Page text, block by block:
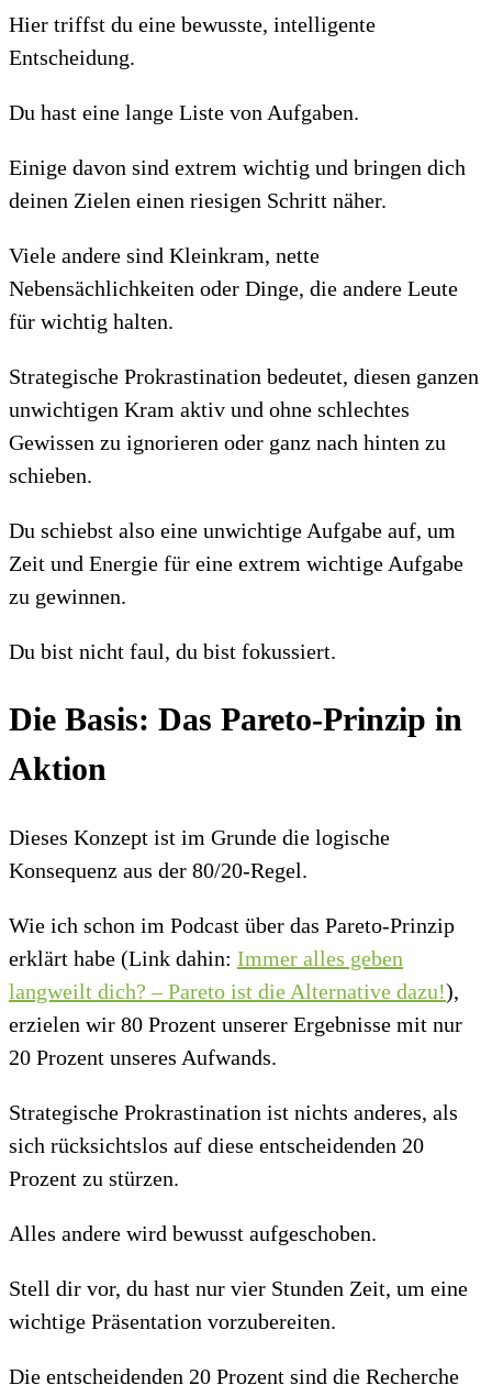
Hier triffst du eine bewusste, intelligente
Entscheidung.
Du hast eine lange Liste von Aufgaben.
Einige davon sind extrem wichtig und bringen dich
deinen Zielen einen riesigen Schritt näher.
Viele andere sind Kleinkram, nette
Nebensächlichkeiten oder Dinge, die andere Leute
für wichtig halten.
Strategische Prokrastination bedeutet, diesen ganzen
unwichtigen Kram aktiv und ohne schlechtes
Gewissen zu ignorieren oder ganz nach hinten zu
schieben.
Du schiebst also eine unwichtige Aufgabe auf, um
Zeit und Energie für eine extrem wichtige Aufgabe
zu gewinnen.
Du bist nicht faul, du bist fokussiert.
Die Basis: Das Pareto-Prinzip in
Aktion
Dieses Konzept ist im Grunde die logische
Konsequenz aus der 80/20-Regel.
Wie ich schon im Podcast über das Pareto-Prinzip
erklärt habe (Link dahin: Immer alles geben
langweilt dich? – Pareto ist die Alternative dazu!),
erzielen wir 80 Prozent unserer Ergebnisse mit nur
20 Prozent unseres Aufwands.
Strategische Prokrastination ist nichts anderes, als
sich rücksichtslos auf diese entscheidenden 20
Prozent zu stürzen.
Alles andere wird bewusst aufgeschoben.
Stell dir vor, du hast nur vier Stunden Zeit, um eine
wichtige Präsentation vorzubereiten.
Die entscheidenden 20 Prozent sind die Recherche